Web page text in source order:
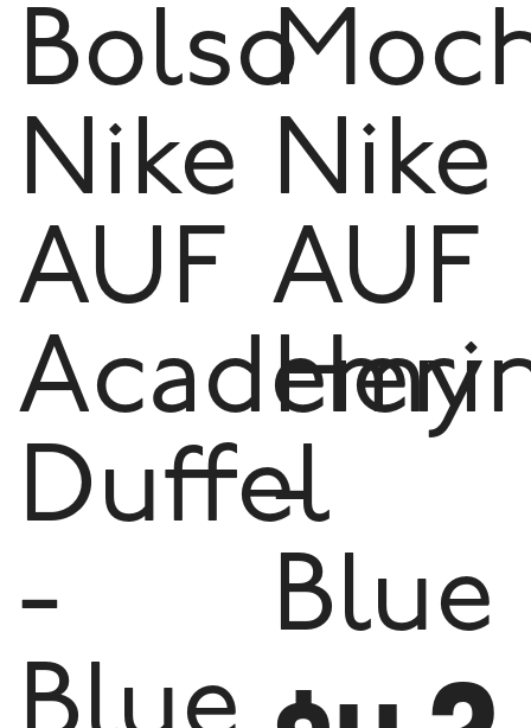
Bolso
Nike
AUF
Academy
Duffel
-
Nike
AUF
-
Blue